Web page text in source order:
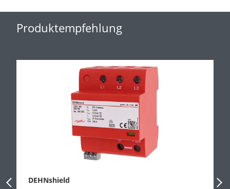
Produktempfehlung
Previous Slide
DEHNshield